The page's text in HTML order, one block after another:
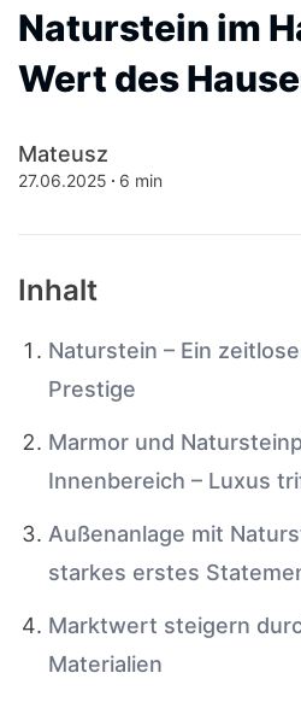
Naturstein im
Wert des
Mateusz
27.06.2025 6 min
Inhalt
Naturstein – Ein
Prestige
Marmor und
Innenbereich – Luxus
Außenanlage mit
starkes erstes
Marktwert steigern
Materialien